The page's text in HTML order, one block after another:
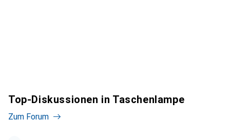
Top-Diskussionen in Taschenlampe
Zum Forum